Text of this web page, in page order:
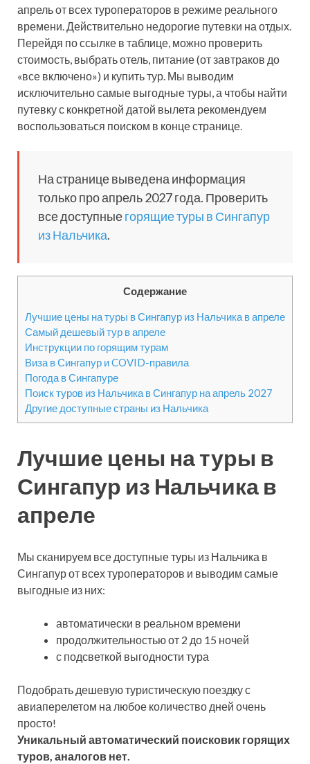
апрель от всех туроператоров в режиме реального
времени. Действительно недорогие путевки на отдых.
Перейдя по ссылке в таблице, можно проверить
стоимость, выбрать отель, питание (от завтраков до
«все включено») и купить тур. Мы выводим
исключительно самые выгодные туры, а чтобы найти
путевку с конкретной датой вылета рекомендуем
воспользоваться поиском в конце странице.
На странице выведена информация
только про апрель 2027 года. Проверить
все доступныегорящие туры в Сингапур
из Нальчика.
Содержание
Лучшие цены на туры в Сингапур из Нальчика в апреле
Самый дешевый тур в апреле
Инструкции по горящим турам
Виза в Сингапур и COVID-правила
Погода в Сингапуре
Поиск туров из Нальчика в Сингапур на апрель 2027
Другие доступные страны из Нальчика
Лучшие цены на туры в
Сингапур из Нальчика в
апреле
Мы сканируем все доступные туры из Нальчика в
Сингапур от всех туроператоров и выводим самые
выгодные из них:
автоматически в реальном времени
продолжительностью от 2 до 15 ночей
с подсветкой выгодности тура
Подобрать дешевую туристическую поездку с
авиаперелетом на любое количество дней очень
просто!
Уникальный автоматический поисковик горящих
туров, аналогов нет.